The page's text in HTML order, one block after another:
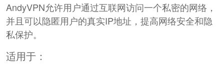
AndyVPN允许用户通过互联网访问一个私密的网络，
并且可以隐匿用户的真实IP地址，提高网络安全和隐
私保护。
适用于：